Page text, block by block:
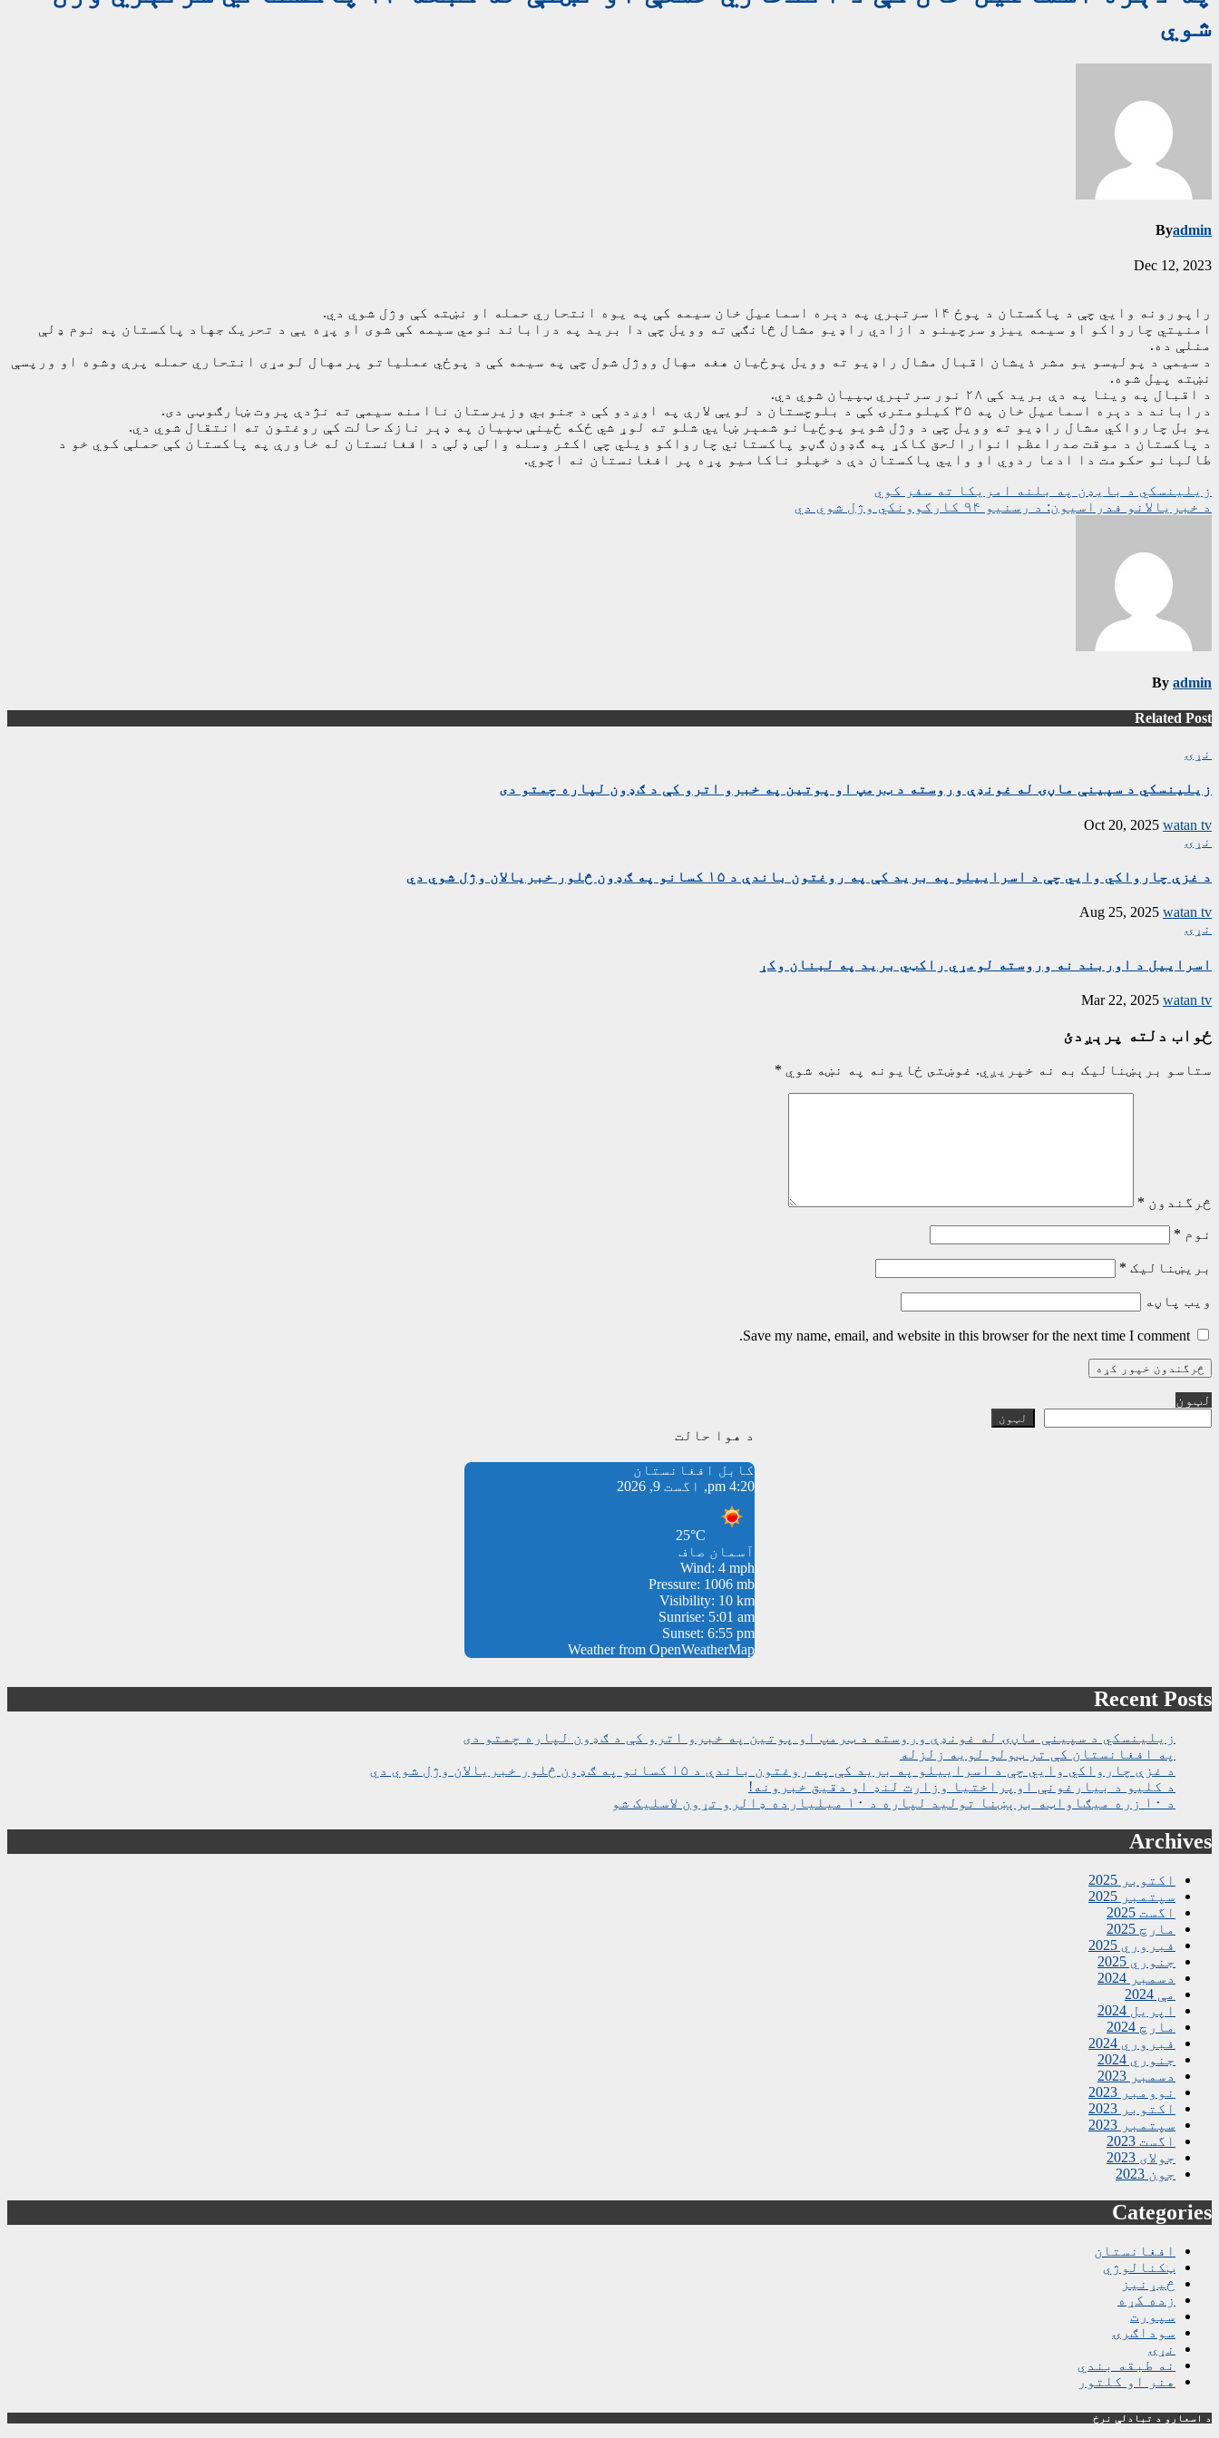
شوي
Byadmin
Dec 12, 2023
راپورونه وايي چې د پاکستان د پوځ ۱۴ سرتېري په دېره اسماعیل خان سیمه کې په یوه انتحاري حمله او نښته کې وژل شوي دي.
امنیتي چارواکو او سیمه يیزو سرچینو د ازادي راډیو مشال څانګې ته وویل چې دا برید په دراباند نومي سیمه کې شوی او پړه یې د تحریک جهاد پاکستان په نوم ډلې
منلې ده.
د سیمې د پولیسو یو مشر ذیشان اقبال مشال راډیو ته وویل پوځيان هغه مهال ووژل شول چې په سیمه کې د پوځي عملیاتو پرمهال لومړی انتحاري حمله پرې وشوه او ورپسې
نښته پیل شوه.
د اقبال په وینا په دې برید کې ۲۸ نور سرتېري ټپيان شوي دي.
دراباند د دېره اسماعیل خان په ۳۵ کیلومترۍ کې د بلوچستان د لویې لارې په اوږدو کې د جنوبي وزیرستان ناامنه سیمې ته نژدې پروت ښارګوټی دی.
یو بل چارواکي مشال راډیو ته وویل چې د وژل شویو پوځیانو شمېر ښايي شلو ته لوړ شي ځکه ځینې ټپیان په ډېر نازک حالت کې روغتون ته انتقال شوي دي.
د پاکستان د موقت صدراعظم انوارالحق کاکړ په ګډون ګڼو پاکستاني چارواکو ویلي چې اکثر وسله والې ډلې د افغانستان له خاورې په پاکستان کې حملې کوي خو د
طالبانو حکومت دا ادعا ردوي او وايي پاکستان دې د خپلو ناکامیو پړه پر افغانستان نه اچوي.
ليکنه
چليدنه
زیلینسکي د بایډن په بلنه امریکا ته سفر کوي
د خبریالانو فدراسيون: د رسنيو ۹۴ کارکوونکي وژل شوي دي
By admin
Related Post
نړۍ
زیلینسکي د سپینې ماڼۍ له غونډې وروسته د ټرمپ او پوتین په خبرو اترو کې د ګډون لپاره چمتو دی
Oct 20, 2025 watan tv
نړۍ
د غزې چارواکي وايي چې د اسراییلو په برید کې په روغتون باندې د ۱۵ کسانو په ګډون څلور خبریالان وژل شوي دي
Aug 25, 2025 watan tv
نړۍ
اسراییل د اوربند نه وروسته لومړي راکټي برید په لبنان وکړ
Mar 22, 2025 watan tv
ځواب دلته پرېږدئ
ستاسو برېښناليک به نه خپريږي. غوښتى ځایونه په نښه شوي *
څرگندون *
نوم *
بریښنالیک *
ویب پاڼه
Save my name, email, and website in this browser for the next time I comment.
لټون
لټون
د هوا حالت
کابل افغانستان
4:20 pm, اگست 9, 2026
25°C
آسمان صاف
Wind: 4 mph
Pressure: 1006 mb
Visibility: 10 km
Sunrise: 5:01 am
Sunset: 6:55 pm
Weather from OpenWeatherMap
Recent Posts
زیلینسکي د سپینې ماڼۍ له غونډې وروسته د ټرمپ او پوتین په خبرو اترو کې د ګډون لپاره چمتو دی
په افغانستان کې تر ټولو لویه زلزله
د غزې چارواکي وايي چې د اسراییلو په برید کې په روغتون باندې د ۱۵ کسانو په ګډون څلور خبریالان وژل شوي دي
د کلیو د بیارغونې اوپراختیا وزارت لنډ او دقیق خبرونه!
د ۱۰ زره میګاواټه برېښنا تولید لپاره د ۱۰ میلیارده ډالرو تړون لاسلیک شو
Archives
اکتوبر 2025
سپتمبر 2025
اگست 2025
مارچ 2025
فبروري 2025
جنوري 2025
دسمبر 2024
مې 2024
اپریل 2024
مارچ 2024
فبروري 2024
جنوري 2024
دسمبر 2023
نوومبر 2023
اکتوبر 2023
سپتمبر 2023
اگست 2023
جولای 2023
جون 2023
Categories
افغانستان
ټکنالوژي
څیړنیز
زده کړه
سپورت
سوداګرۍ
نړۍ
نه طبقه بندي
هنر او کلتور
د اسعارو د تبادلې نرخ